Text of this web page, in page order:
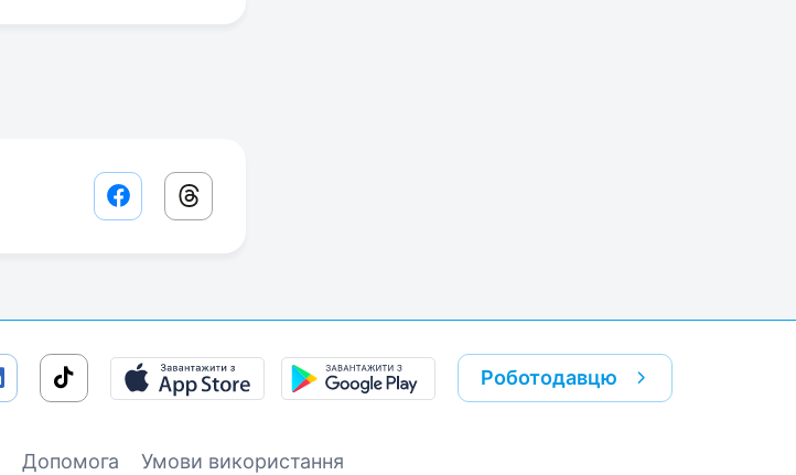
Facebook share link
Threads share link
Роботодавцю
Допомога Умови використання